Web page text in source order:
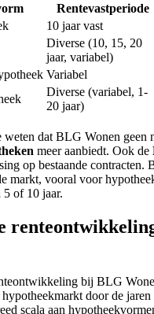
Rentevastperiode
10 jaar vast
Diverse (10, 15, 20
jaar, variabel)
Variabel
Diverse (variabel, 1-
20 jaar)
weten dat BLG Wonen geen
meer aanbiedt. Ook de
op bestaande contracten.
markt, vooral voor
5 of 10 jaar.
bij BLG
door de
scala aan